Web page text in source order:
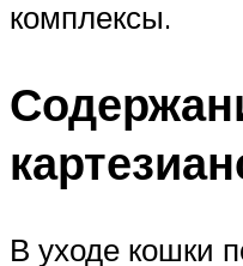
комплексы.
В уходе кошки